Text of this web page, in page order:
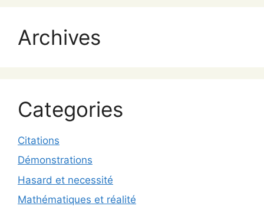
Archives
Categories
Citations
Démonstrations
Hasard et necessité
Mathématiques et réalité